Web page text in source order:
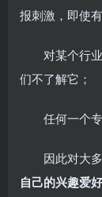
报刺激，即使
对某个行
们不了解它；
任何一个
因此对大
自己的兴趣爱